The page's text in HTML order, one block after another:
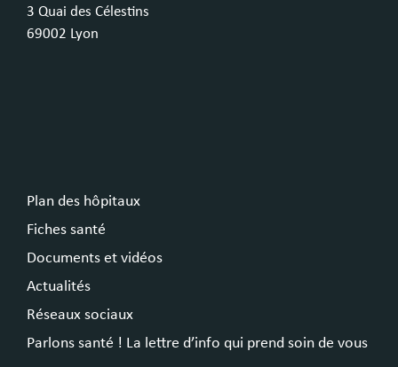
3 Quai des Célestins
69002 Lyon
Plan des hôpitaux
Fiches santé
Documents et vidéos
Actualités
Réseaux sociaux
Parlons santé ! La lettre d’info qui prend soin de vous